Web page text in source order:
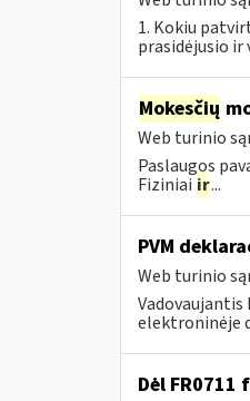
1. Kokiu
prasidėjusio
Mokesčių
Web turinio
Paslaugos
Fiziniai ir...
PVM
Web turinio
Vadovaujantis
elektroninėje
Dėl